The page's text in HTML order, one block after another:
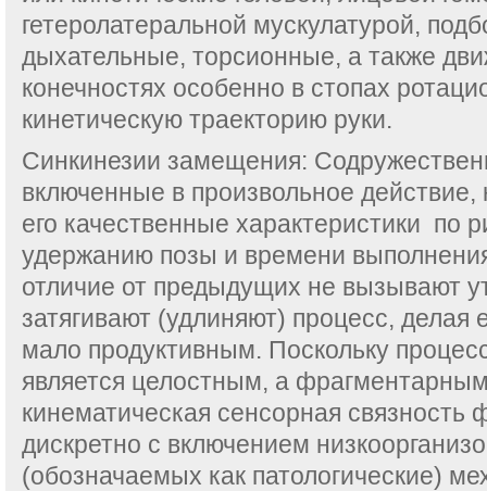
гетеролатеральной мускулатурой,
дыхательные, торсионные, а также
конечностях особенно в стопах
кинетическую траекторию руки.
Синкинезии замещения:
включенные в произвольное
его качественные характеристики по
удержанию позы и времени
отличие от предыдущих не вызывают
затягивают (удлиняют) процесс, делая
мало продуктивным. Поскольку
является целостным, а
кинематическая сенсорная связность
дискретно с включением
(обозначаемых как патологические)